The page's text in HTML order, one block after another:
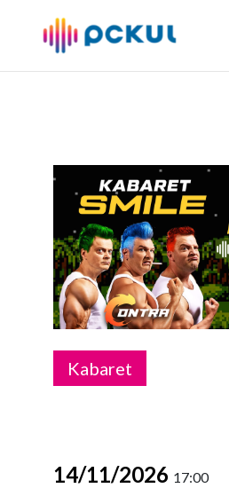
Kabaret
14/11/2026 17:00